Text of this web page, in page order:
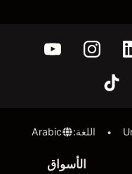
• اللغة:
Arabic
الأسواق